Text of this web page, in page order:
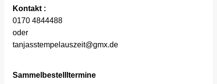
Kontakt :
0170 4844488
oder
tanjasstempelauszeit@gmx.de
Sammelbestellltermine